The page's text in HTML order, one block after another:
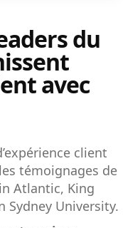
du
avec
client
témoignages de
Atlantic, King
Sydney University.